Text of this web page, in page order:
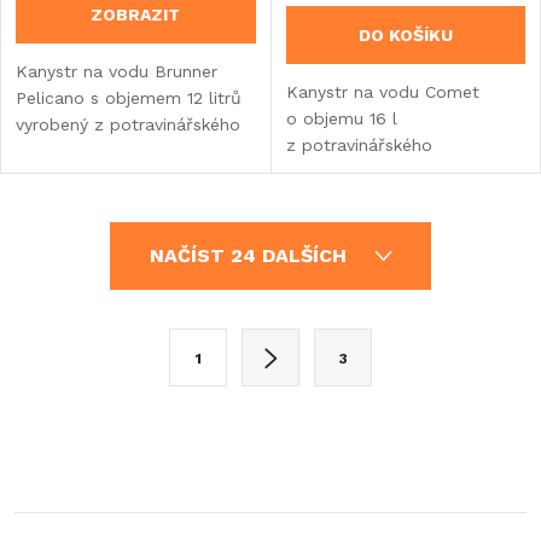
ZOBRAZIT
Kanystr na vodu Brunner
Pelicano s objemem 12 litrů
vyrobený z potravinářského
odnímatelným kohoutkem
DO KOŠÍKU
Kanystr na vodu Comet
o objemu 16 l
z potravinářského
polyetylenu s integrovanou
96 připojením. Ideální pro
doplňování vody...
NAČÍST 24 DALŠÍCH
k
1 3